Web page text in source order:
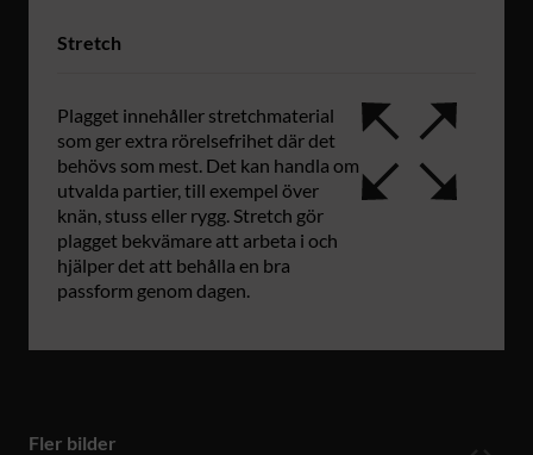
Stretch
Plagget innehåller stretchmaterial
som ger extra rörelsefrihet där det
behövs som mest. Det kan handla om
utvalda partier, till exempel över
knän, stuss eller rygg. Stretch gör
plagget bekvämare att arbeta i och
hjälper det att behålla en bra
passform genom dagen.
Fler bilder